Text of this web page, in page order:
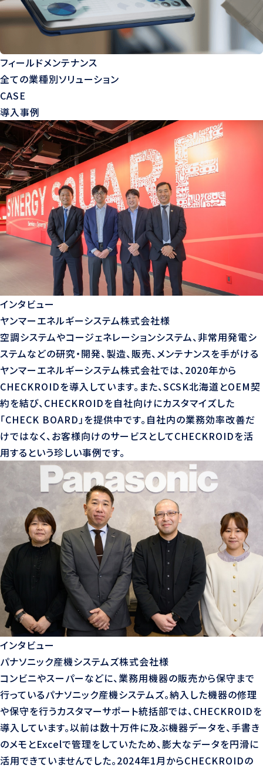
フィールドメンテナンス
全ての業種別ソリューション
CASE
導入事例
インタビュー
ヤンマーエネルギーシステム株式会社様
空調システムやコージェネレーションシステム、非常用発電シ
ステムなどの研究・開発、製造、販売、メンテナンスを手がける
ヤンマーエネルギーシステム株式会社では、2020年から
CHECKROIDを導入しています。また、SCSK北海道とOEM契
約を結び、CHECKROIDを自社向けにカスタマイズした
「CHECK BOARD」を提供中です。自社内の業務効率改善だ
けではなく、お客様向けのサービスとしてCHECKROIDを活
用するという珍しい事例です。
インタビュー
パナソニック産機システムズ株式会社様
コンビニやスーパーなどに、業務用機器の販売から保守まで
行っているパナソニック産機システムズ。納入した機器の修理
や保守を行うカスタマーサポート統括部では、CHECKROIDを
導入しています。以前は数十万件に及ぶ機器データを、手書き
のメモとExcelで管理をしていたため、膨大なデータを円滑に
活用できていませんでした。2024年1月からCHECKROIDの